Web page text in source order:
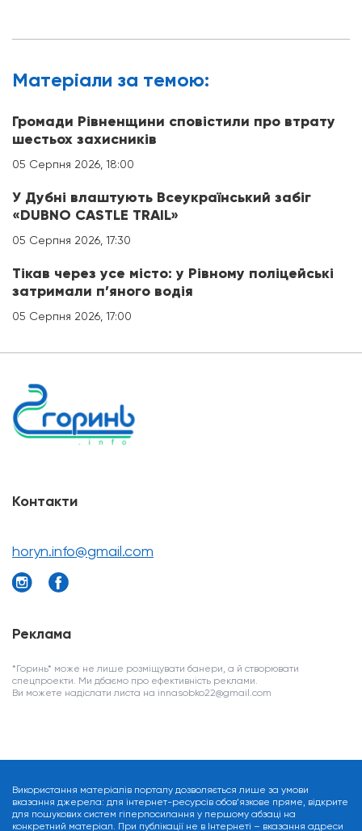
Матерiали за темою:
Громади Рівненщини сповістили про втрату
шестьох захисників
05 Серпня 2026, 18:00
У Дубні влаштують Всеукраїнський забіг
«DUBNO CASTLE TRAIL»
05 Серпня 2026, 17:30
Тікав через усе місто: у Рівному поліцейські
затримали п’яного водія
05 Серпня 2026, 17:00
Контакти
horyn.info@gmail.com
Реклама
*Горинь* може не лише розміщувати банери, а й створювати
спецпроекти. Ми дбаємо про ефективність реклами.
Ви можете надіслати листа на innasobko22@gmail.com
Використання матеріалів порталу дозволяється лише за умови
вказання джерела: для інтернет-ресурсів обов’язкове пряме, відкрите
для пошукових систем гіперпосилання у першому абзаці на
конкретний матеріал. При публікації не в Інтернеті – вказання адреси